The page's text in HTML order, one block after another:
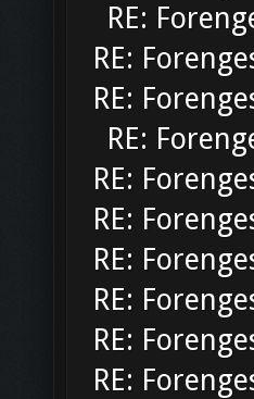
RE:
RE:
RE:
RE:
RE:
RE:
RE:
RE:
RE:
RE: